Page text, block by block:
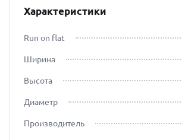
Характеристики
Run on flat
Ширина
Высота
Диаметр
Производитель